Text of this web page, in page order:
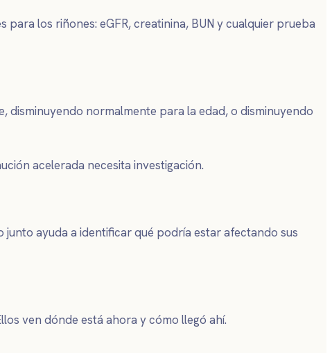
los riñones: eGFR, creatinina, BUN y cualquier prueba
disminuyendo normalmente para la edad, o disminuyendo
acelerada necesita investigación.
ayuda a identificar qué podría estar afectando sus
ven dónde está ahora y cómo llegó ahí.